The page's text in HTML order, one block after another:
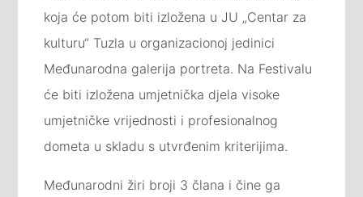
koja će potom biti izložena u JU „Centar za
kulturu“ Tuzla u organizacionoj jedinici
Međunarodna galerija portreta. Na Festivalu
će biti izložena umjetnička djela visoke
umjetničke vrijednosti i profesionalnog
dometa u skladu s utvrđenim kriterijima.
Međunarodni žiri broji 3 člana i čine ga